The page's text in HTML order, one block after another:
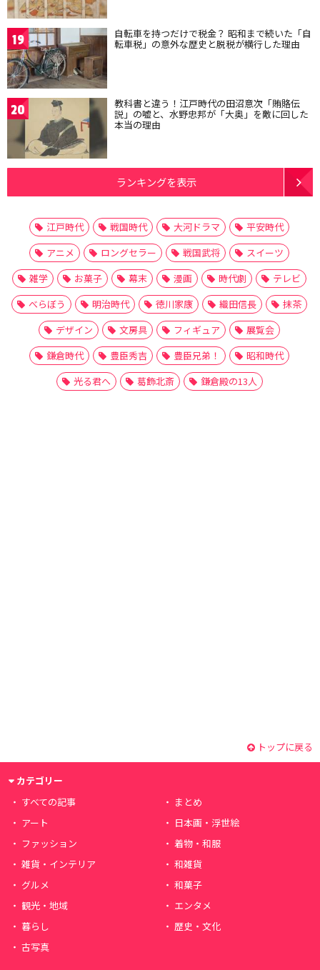
19 自転車を持つだけで税金？ 昭和まで続いた「自
転車税」の意外な歴史と脱税が横行した理由
20 教科書と違う！江戸時代の田沼意次「賄賂伝
説」の嘘と、水野忠邦が「大奥」を敵に回した
本当の理由
ランキングを表示
江戸時代 戦国時代 大河ドラマ
平安時代
アニメ
ロングセラー 戦国武将
スイーツ
雑学
お菓子 幕末 漫画 時代劇
テレビ
べらぼう
明治時代 徳川家康 織田信長
抹茶
デザイン
文房具 フィギュア
展覧会
鎌倉時代
豊臣秀吉 豊臣兄弟！
昭和時代
光る君へ
葛飾北斎 鎌倉殿の13人
トップに戻る
カテゴリー
すべての記事
まとめ
アート
日本画・浮世絵
ファッション
着物・和服
雑貨・インテリア
和雑貨
グルメ
和菓子
観光・地域
エンタメ
暮らし
歴史・文化
古写真